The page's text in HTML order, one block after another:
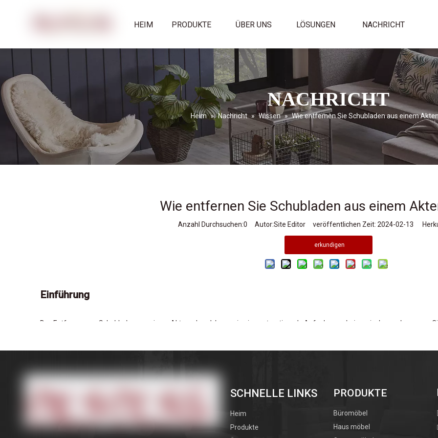
HEIM PRODUKTE ÜBER UNS LÖSUNGEN NACHRICHT
NACHRICHT
Heim » Nachricht » Wissen » Wie entfernen Sie Schubladen aus einem
Wie entfernen Sie Schubladen aus einem
Anzahl Durchsuchen:0 Autor:Site Editor veröffentlichen Zeit: 2024-02-13
erkundigen
Einführung
Das Entfernen von Schubladen aus einem Aktenschrank kann wie eine entmutigende Aufgabe erscheinen, insbesondere wenn
Verständnis der Mechanismen der Aktenschrankschubladen verstehen
Bevor Sie versuchen, Schubladen zu entfernen, ist es entscheidend, den Mechanismus zu verstehen, den Ihr Aktenschrank
und kugelhaltige Objektträger. Rollenrutschen sind in leichten Schränken üblich und verfügen über einen einfachen
vorhanden und bieten einen glatteren Gleit.
SCHNELLE LINKS
Heim
Produkte
PRODUKTE
Büromöbel
Haus möbel